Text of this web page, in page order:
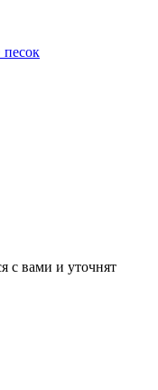
с вами и уточнят